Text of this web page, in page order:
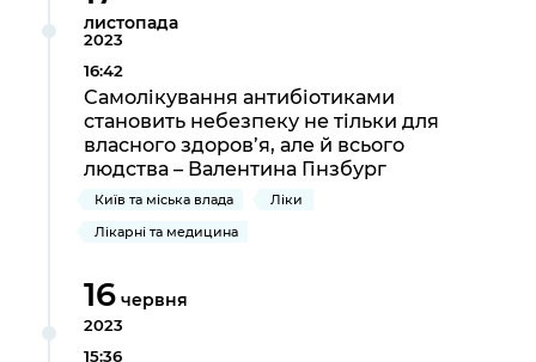
листопада
2023
16:42
Самолікування антибіотиками
становить небезпеку не тільки для
власного здоров’я, але й всього
людства – Валентина Гінзбург
Київ та міська влада
Ліки
Лікарні та медицина
16 червня
2023
15:36